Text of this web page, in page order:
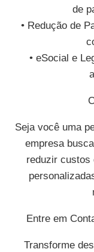
de
• Redução de
• eSocial e
Seja você uma
empresa
reduzir custos
Entre em
Transforme